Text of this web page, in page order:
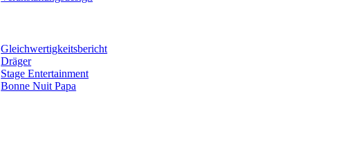
Gleichwertigkeitsbericht
Dräger
Stage Entertainment
Bonne Nuit Papa